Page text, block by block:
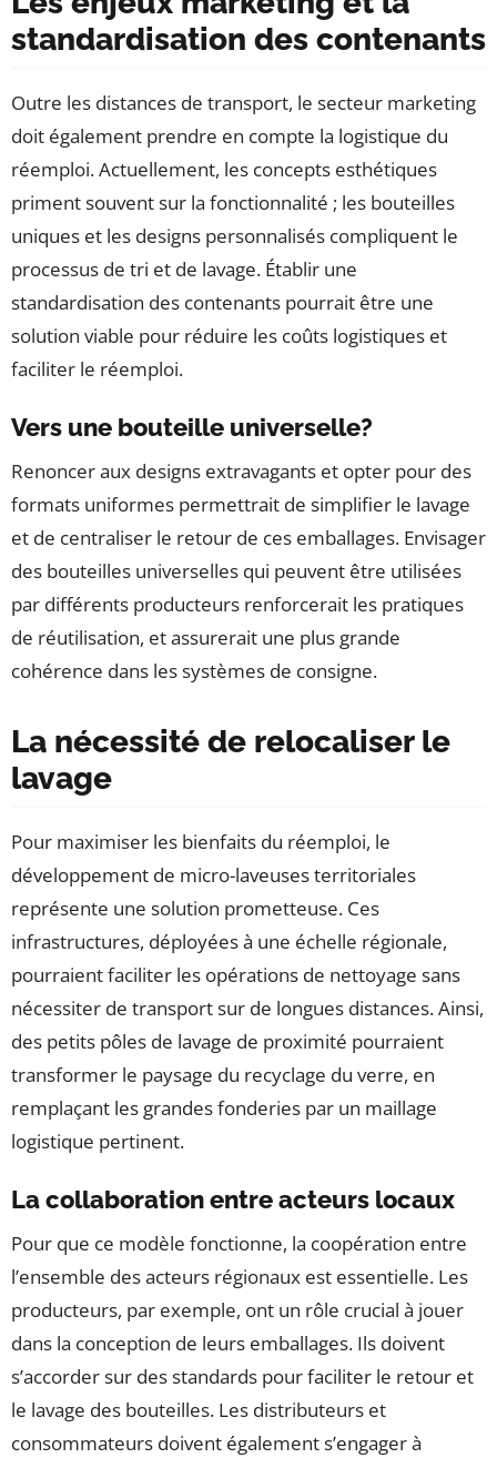
standardisation des contenants
Outre les distances de transport, le secteur marketing
doit également prendre en compte la logistique du
réemploi. Actuellement, les concepts esthétiques
priment souvent sur la fonctionnalité ; les bouteilles
uniques et les designs personnalisés compliquent le
processus de tri et de lavage. Établir une
standardisation des contenants pourrait être une
solution viable pour réduire les coûts logistiques et
faciliter le réemploi.
Vers une bouteille universelle?
Renoncer aux designs extravagants et opter pour des
formats uniformes permettrait de simplifier le lavage
et de centraliser le retour de ces emballages. Envisager
des bouteilles universelles qui peuvent être utilisées
par différents producteurs renforcerait les pratiques
de réutilisation, et assurerait une plus grande
cohérence dans les systèmes de consigne.
La nécessité de relocaliser le
lavage
Pour maximiser les bienfaits du réemploi, le
développement de micro-laveuses territoriales
représente une solution prometteuse. Ces
infrastructures, déployées à une échelle régionale,
pourraient faciliter les opérations de nettoyage sans
nécessiter de transport sur de longues distances. Ainsi,
des petits pôles de lavage de proximité pourraient
transformer le paysage du recyclage du verre, en
remplaçant les grandes fonderies par un maillage
logistique pertinent.
La collaboration entre acteurs locaux
Pour que ce modèle fonctionne, la coopération entre
l’ensemble des acteurs régionaux est essentielle. Les
producteurs, par exemple, ont un rôle crucial à jouer
dans la conception de leurs emballages. Ils doivent
s’accorder sur des standards pour faciliter le retour et
le lavage des bouteilles. Les distributeurs et
consommateurs doivent également s’engager à